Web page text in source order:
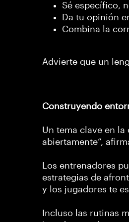
Sé específico,
Da tu opinión
Combina la
Advierte que un
Construyendo
Un tema clave en
abiertamente”,
Los entrenadores
estrategias de
y los jugadores te
Incluso las rutinas